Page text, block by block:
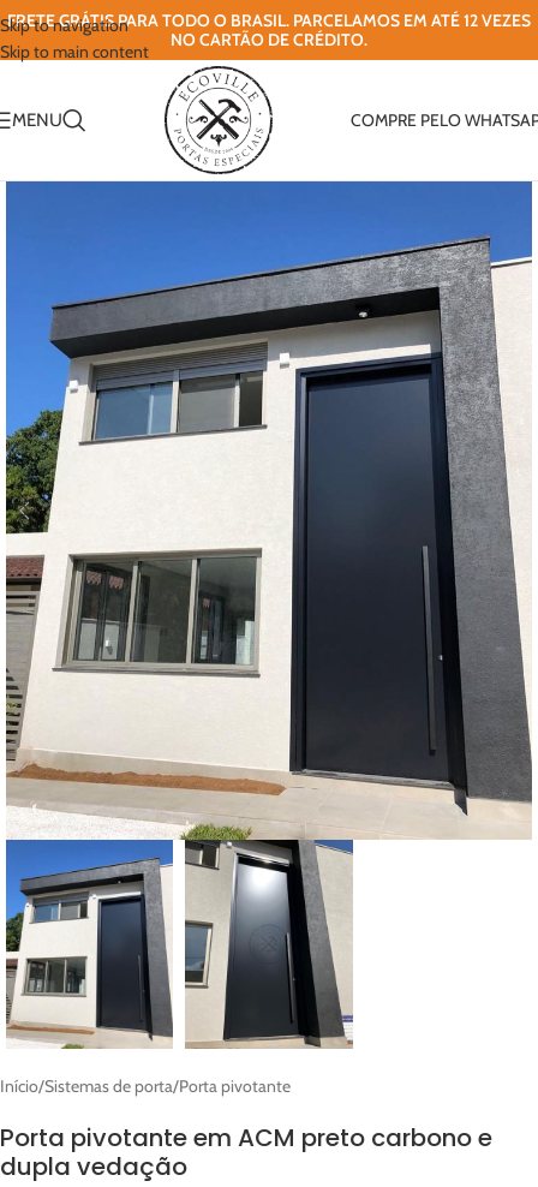
Skip to navigation
Skip to main content
FRETE GRÁTIS PARA TODO O BRASIL. PARCELAMOS EM ATÉ 12 VEZES
NO CARTÃO DE CRÉDITO.
MENU COMPRE PELO
Início/Sistemas de porta/Porta pivotante
Porta pivotante em ACM preto carbono e
dupla vedação